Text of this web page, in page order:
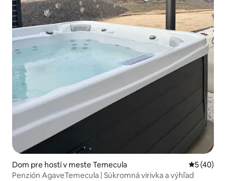
Dom pre hostí v meste Temecula
5 (40)
Penzión AgaveTemecula | Súkromná vírivka a výhľad